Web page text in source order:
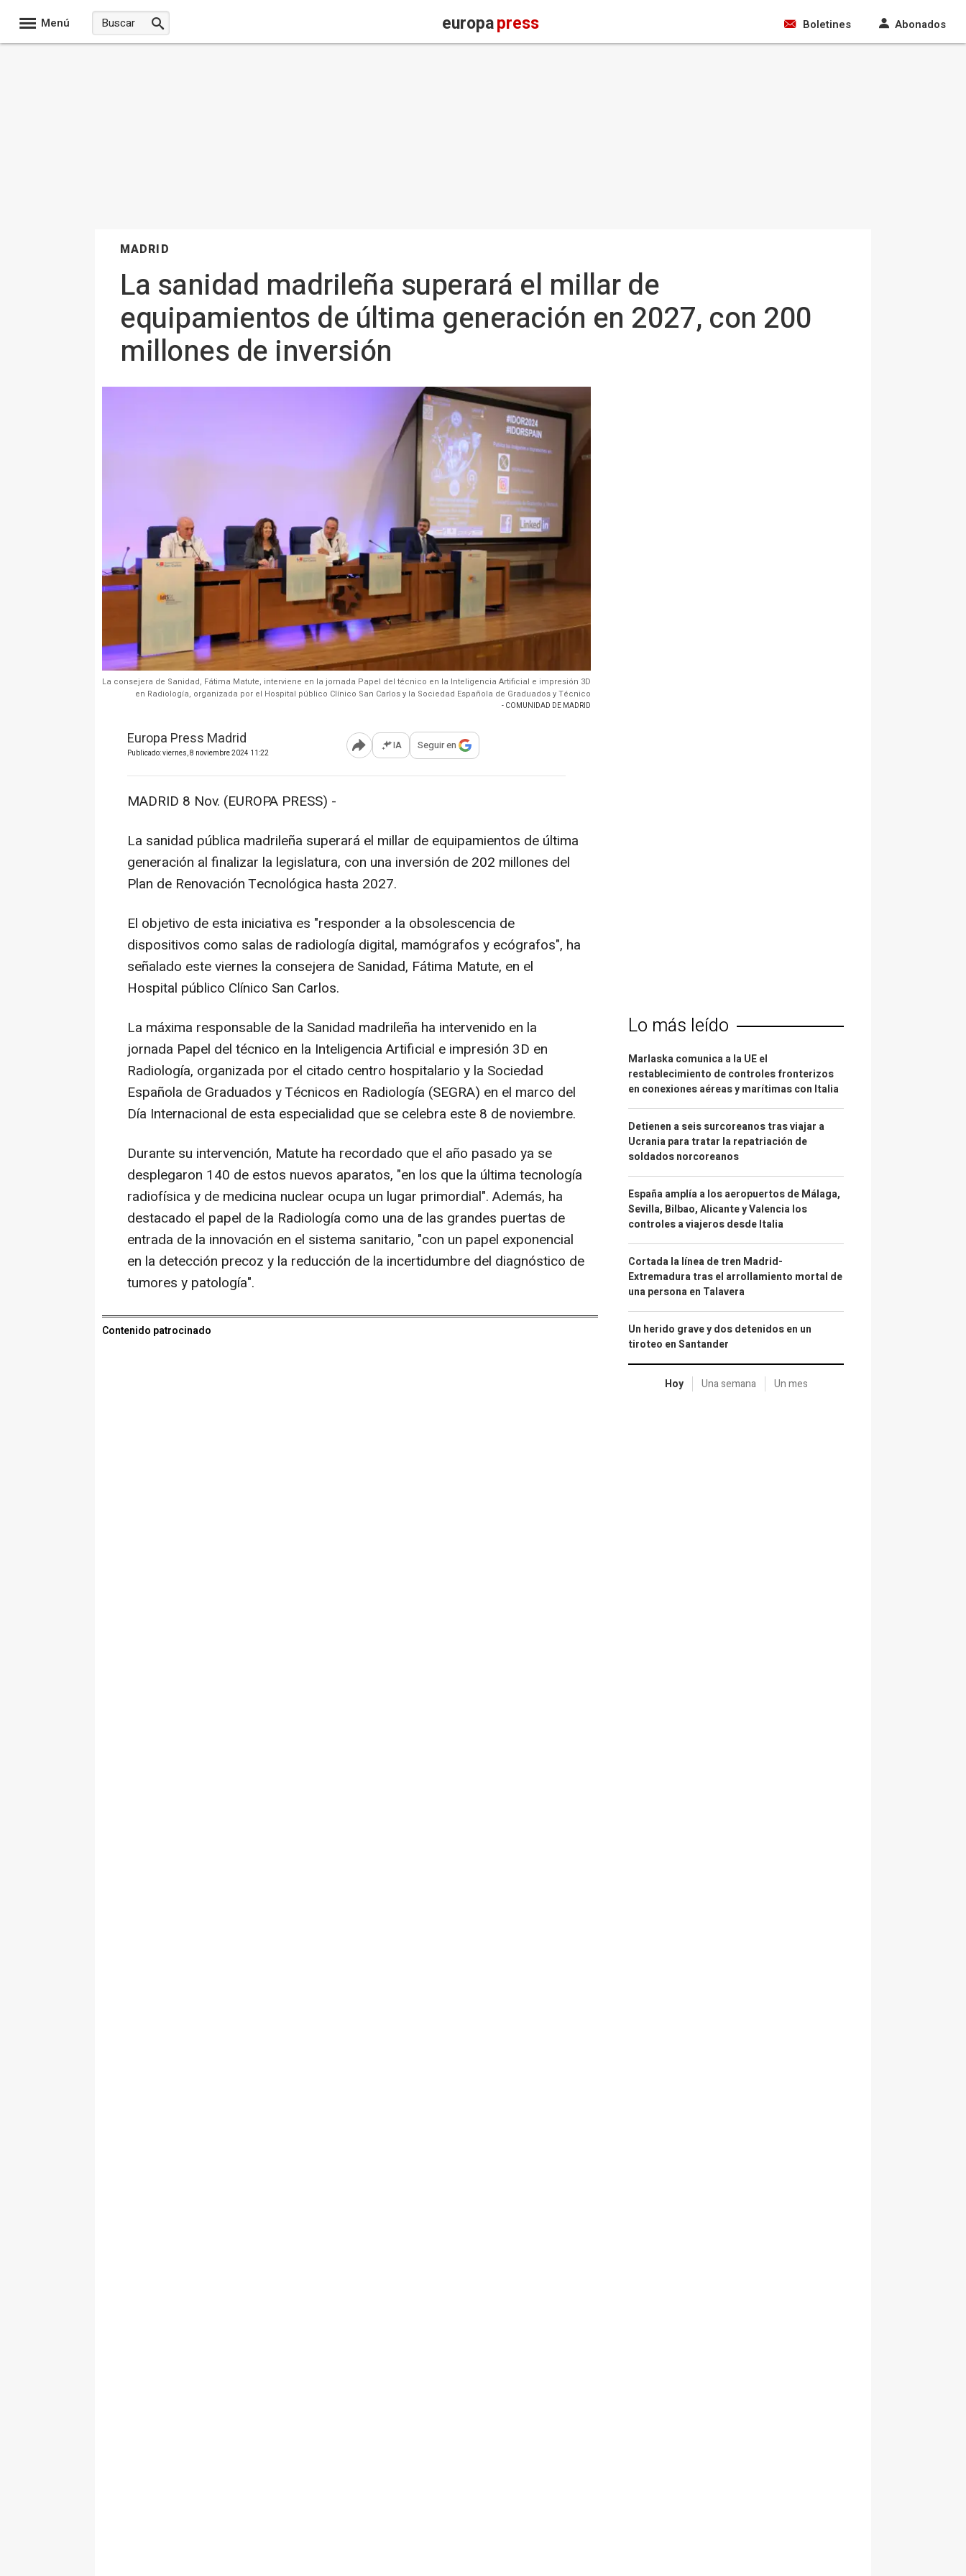
Menú europapress Boletines Abonados
MADRID
La sanidad madrileña superará el millar de
equipamientos de última generación en 2027, con 200
millones de inversión
La consejera de Sanidad, Fátima Matute, interviene en la jornada Papel del técnico en la Inteligencia Artificial e impresión 3D
en Radiología, organizada por el Hospital público Clínico San Carlos y la Sociedad Española de Graduados y Técnico
- COMUNIDAD DE MADRID
Europa Press Madrid
Publicado: viernes, 8 noviembre 2024 11:22 Abrir opciones para compartir
IA Seguir en
MADRID 8 Nov. (EUROPA PRESS) -
La sanidad pública madrileña superará el millar de equipamientos de última
generación al finalizar la legislatura, con una inversión de 202 millones del
Plan de Renovación Tecnológica hasta 2027.
El objetivo de esta iniciativa es "responder a la obsolescencia de
dispositivos como salas de radiología digital, mamógrafos y ecógrafos", ha
señalado este viernes la consejera de Sanidad, Fátima Matute, en el
Hospital público Clínico San Carlos.
La máxima responsable de la Sanidad madrileña ha intervenido en la
jornada Papel del técnico en la Inteligencia Artificial e impresión 3D en
Radiología, organizada por el citado centro hospitalario y la Sociedad
Española de Graduados y Técnicos en Radiología (SEGRA) en el marco del
Día Internacional de esta especialidad que se celebra este 8 de noviembre.
Durante su intervención, Matute ha recordado que el año pasado ya se
desplegaron 140 de estos nuevos aparatos, "en los que la última tecnología
radiofísica y de medicina nuclear ocupa un lugar primordial". Además, ha
destacado el papel de la Radiología como una de las grandes puertas de
entrada de la innovación en el sistema sanitario, "con un papel exponencial
en la detección precoz y la reducción de la incertidumbre del diagnóstico de
tumores y patología".
Contenido patrocinado
Lo más leído
Marlaska comunica a la UE el
restablecimiento de controles fronterizos
en conexiones aéreas y marítimas con Italia
Detienen a seis surcoreanos tras viajar a
Ucrania para tratar la repatriación de
soldados norcoreanos
España amplía a los aeropuertos de Málaga,
Sevilla, Bilbao, Alicante y Valencia los
controles a viajeros desde Italia
Cortada la línea de tren Madrid-
Extremadura tras el arrollamiento mortal de
una persona en Talavera
Un herido grave y dos detenidos en un
tiroteo en Santander
Hoy Una semana Un mes